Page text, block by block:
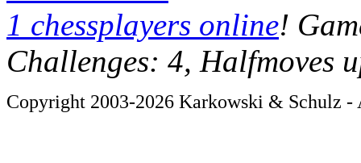
1 chessplayers online!
Challenges: 4, Halfmoves
Copyright 2003-2026 Karkowski & Schulz